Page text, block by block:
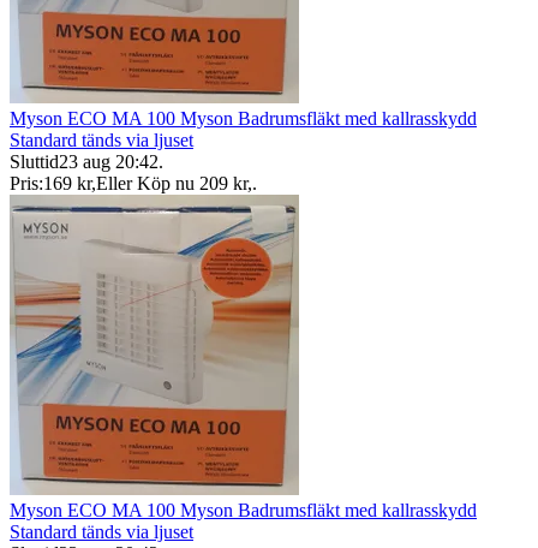
Myson ECO MA 100 Myson Badrumsfläkt med kallrasskydd
Standard tänds via ljuset
Sluttid23 aug 20:42.
Pris:169 kr,Eller Köp nu 209 kr,.
Myson ECO MA 100 Myson Badrumsfläkt med kallrasskydd
Standard tänds via ljuset